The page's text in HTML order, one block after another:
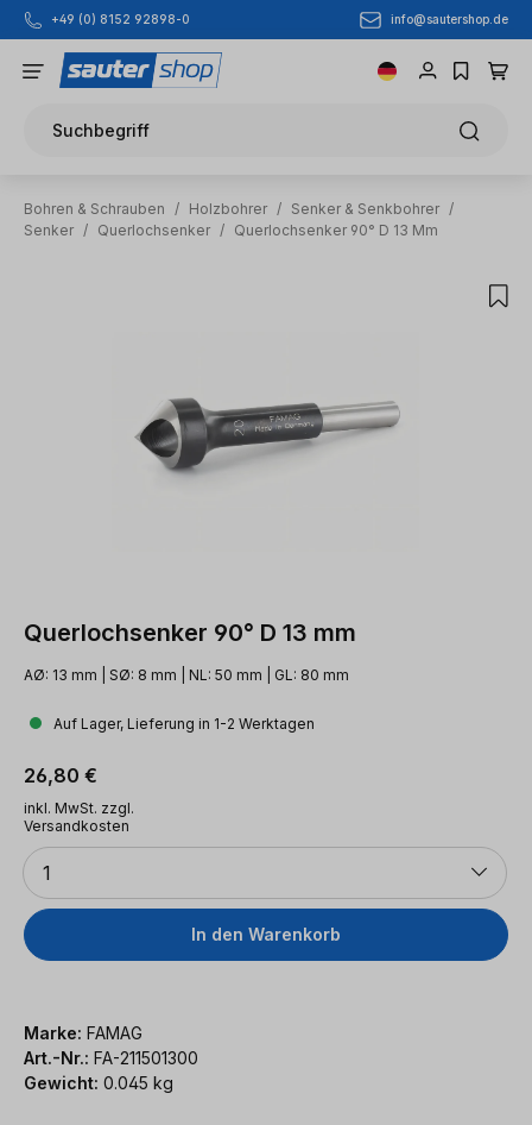
Zum Hauptinhalt springen
+49 (0) 8152 92898-0 info@sautershop.de
Suchbegriff
Bohren & Schrauben / Holzbohrer / Senker & Senkbohrer /
Senker / Querlochsenker / Querlochsenker 90° D 13 Mm
Querlochsenker 90° D 13 mm
AØ: 13 mm | SØ: 8 mm | NL: 50 mm | GL: 80 mm
Auf Lager, Lieferung in 1-2 Werktagen
Regulärer Preis:
26,80 €
inkl. MwSt. zzgl.
Versandkosten
Anzahl
1
In den Warenkorb
Marke: FAMAG
Art.-Nr.: FA-211501300
Gewicht: 0.045 kg